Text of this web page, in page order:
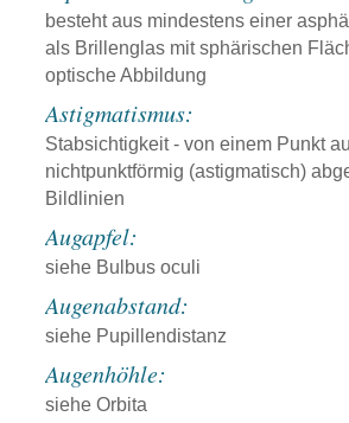
besteht aus mindestens einer
als Brillenglas mit sphärischen
optische Abbildung
Astigmatismus:
Stabsichtigkeit - von einem Punkt
nichtpunktförmig (astigmatisch)
Bildlinien
Augapfel:
siehe Bulbus oculi
Augenabstand:
siehe Pupillendistanz
Augenhöhle:
siehe Orbita